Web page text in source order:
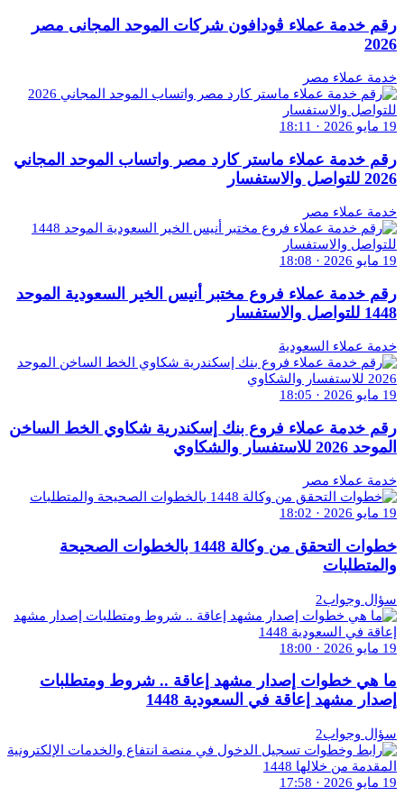
رقم خدمة عملاء ڤودافون شركات الموحد المجانى مصر
2026
خدمة عملاء مصر
19 مايو 2026 · 18:11
رقم خدمة عملاء ماستر كارد مصر واتساب الموحد المجاني
2026 للتواصل والاستفسار
خدمة عملاء مصر
19 مايو 2026 · 18:08
رقم خدمة عملاء فروع مختبر أنيس الخير السعودية الموحد
1448 للتواصل والاستفسار
خدمة عملاء السعودية
19 مايو 2026 · 18:05
رقم خدمة عملاء فروع بنك إسكندرية شكاوي الخط الساخن
الموحد 2026 للاستفسار والشكاوي
خدمة عملاء مصر
19 مايو 2026 · 18:02
خطوات التحقق من وكالة 1448 بالخطوات الصحيحة
والمتطلبات
سؤال وجواب2
19 مايو 2026 · 18:00
ما هي خطوات إصدار مشهد إعاقة .. شروط ومتطلبات
إصدار مشهد إعاقة في السعودية 1448
سؤال وجواب2
19 مايو 2026 · 17:58